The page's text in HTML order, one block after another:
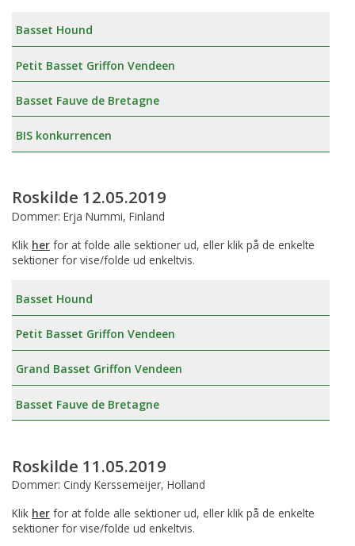
Basset Hound
Petit Basset Griffon Vendeen
Basset Fauve de Bretagne
BIS konkurrencen
Roskilde 12.05.2019
Dommer: Erja Nummi, Finland
Klik her for at folde alle sektioner ud, eller klik på de enkelte
sektioner for vise/folde ud enkeltvis.
Basset Hound
Petit Basset Griffon Vendeen
Grand Basset Griffon Vendeen
Basset Fauve de Bretagne
Roskilde 11.05.2019
Dommer: Cindy Kerssemeijer, Holland
Klik her for at folde alle sektioner ud, eller klik på de enkelte
sektioner for vise/folde ud enkeltvis.